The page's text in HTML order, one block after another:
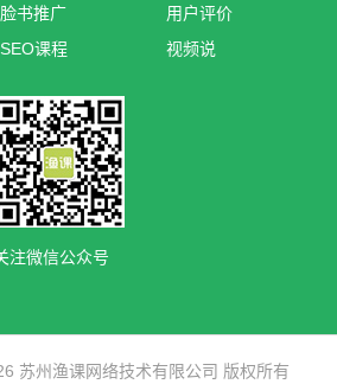
脸书推广
SEO课程
用户评价
视频说
注微信公众号
苏州渔课网络技术有限公司 版权所有